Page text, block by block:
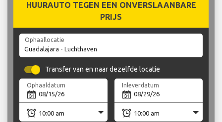
HUURAUTO TEGEN EEN ONVERSLAANBARE
PRIJS
Ophaallocatie
Transfer van en naar dezelfde locatie
Ophaaldatum Inleverdatum